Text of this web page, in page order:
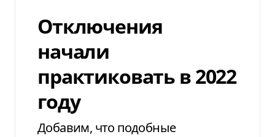
Отключения
начали
практиковать в 2022
году
Добавим, что подобные